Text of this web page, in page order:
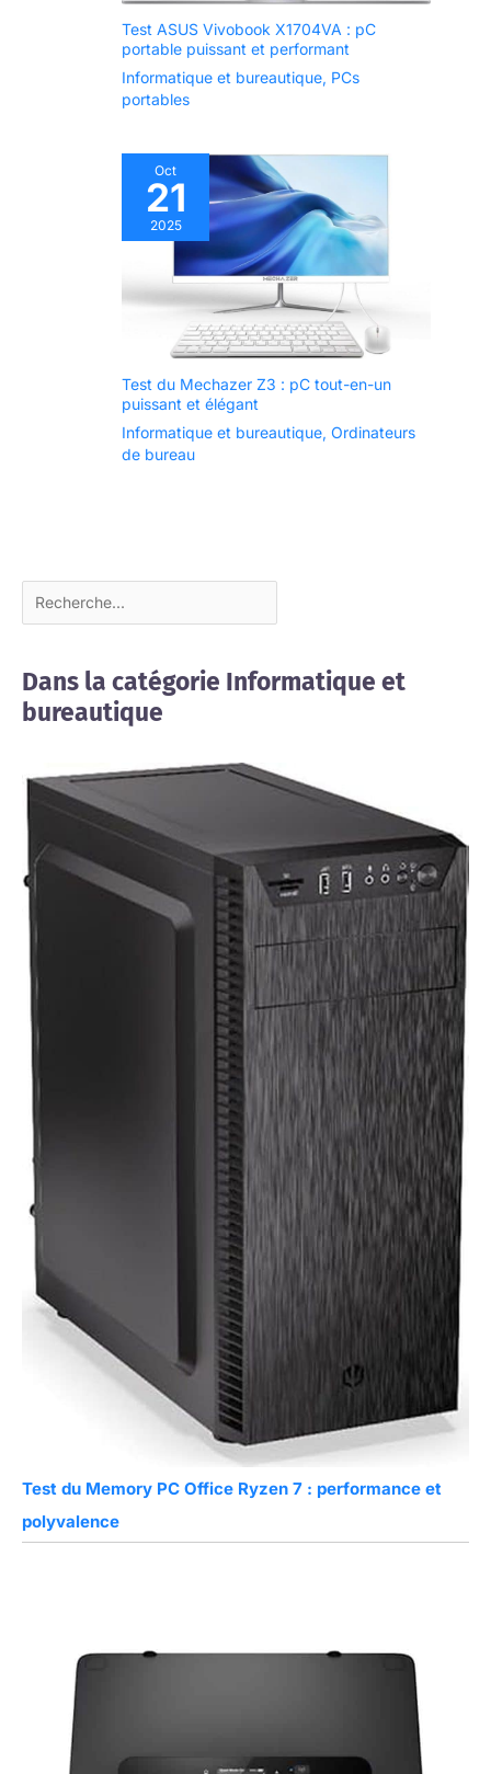
prend en charge
la connexion
simultanée de
deux moniteurs,
prise de
microphone, 1
HDMI, 1 VGA, 1
LAN, USB 3.0 x2,
4 USB 2.0
Test ASUS Vivobook X1704VA : pC
portable puissant et performant
Informatique et bureautique, PCs
portables
Oct
21
2025
Test du Mechazer Z3 : pC tout-en-un
puissant et élégant
Informatique et bureautique, Ordinateurs
de bureau
Dans la catégorie Informatique et
bureautique
Test du Memory PC Office Ryzen 7 : performance et
polyvalence